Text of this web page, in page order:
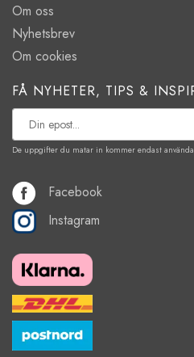
Om oss
Nyhetsbrev
Om cookies
FÅ NYHETER, TIPS &
De uppgifter du matar in kommer endast
Facebook
Instagram